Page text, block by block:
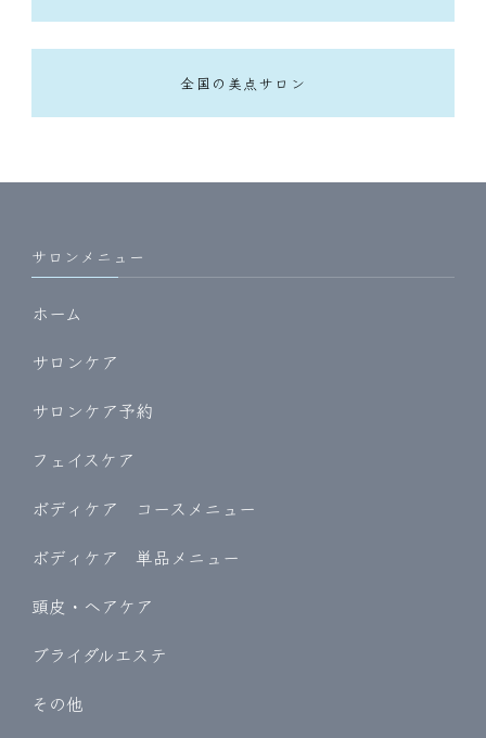
全国の美点サロン
サロンメニュー
ホーム
サロンケア
サロンケア予約
フェイスケア
ボディケア コースメニュー
ボディケア 単品メニュー
頭皮・ヘアケア
ブライダルエステ
その他